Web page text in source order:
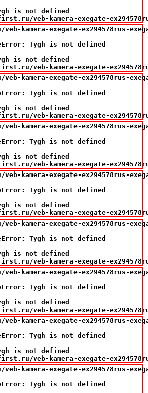
is not defined
veb-kamera-exegate-
kamera-exegate-ex294578rus-
Tygh is not defined
is not defined
veb-kamera-exegate-
kamera-exegate-ex294578rus-
Tygh is not defined
is not defined
veb-kamera-exegate-
kamera-exegate-ex294578rus-
Tygh is not defined
is not defined
veb-kamera-exegate-
kamera-exegate-ex294578rus-
Tygh is not defined
is not defined
veb-kamera-exegate-
kamera-exegate-ex294578rus-
Tygh is not defined
is not defined
veb-kamera-exegate-
kamera-exegate-ex294578rus-
Tygh is not defined
is not defined
veb-kamera-exegate-
kamera-exegate-ex294578rus-
Tygh is not defined
is not defined
veb-kamera-exegate-
kamera-exegate-ex294578rus-
Tygh is not defined